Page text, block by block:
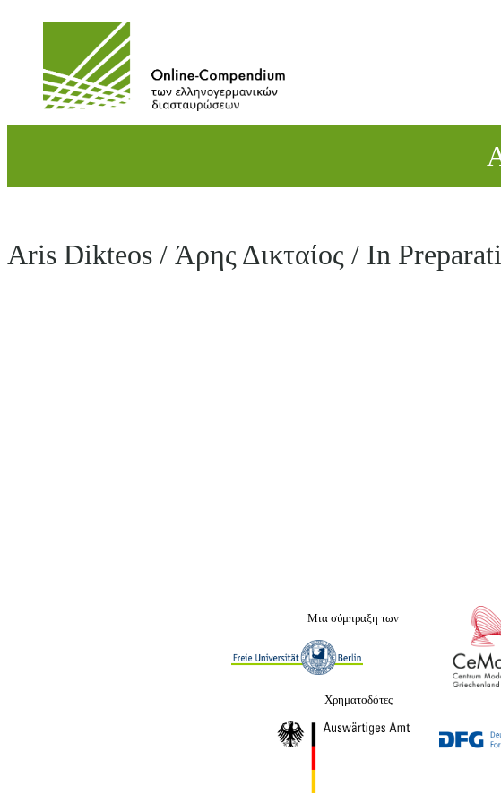
Aris Dikteos / Άρης Δικταίος / In
Μια σύμπραξη των
Χρηματοδότες